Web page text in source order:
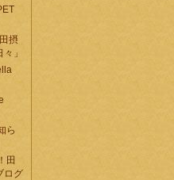
摂
」
ら
田
ログ